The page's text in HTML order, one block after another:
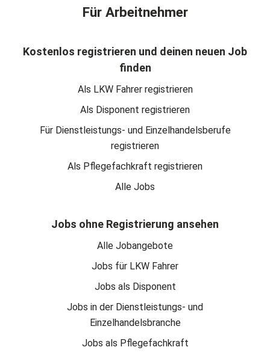
Für Arbeitnehmer
Kostenlos registrieren und deinen neuen Job
finden
Als LKW Fahrer registrieren
Als Disponent registrieren
Für Dienstleistungs- und Einzelhandelsberufe
registrieren
Als Pflegefachkraft registrieren
Alle Jobs
Jobs ohne Registrierung ansehen
Alle Jobangebote
Jobs für LKW Fahrer
Jobs als Disponent
Jobs in der Dienstleistungs- und
Einzelhandelsbranche
Jobs als Pflegefachkraft